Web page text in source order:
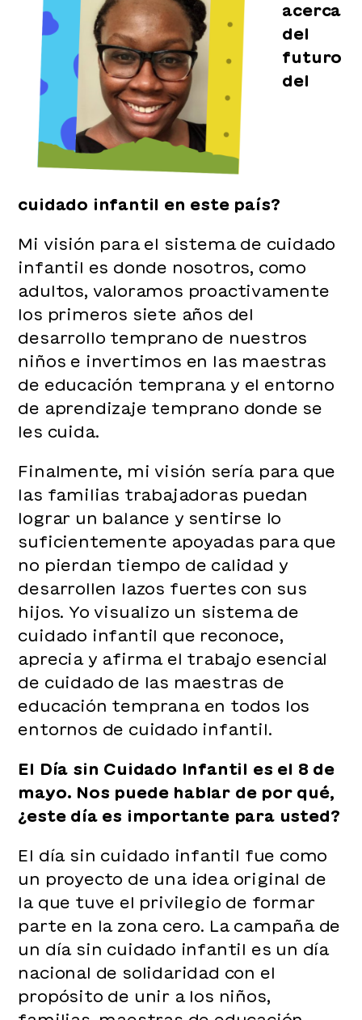
acerca
del
futuro
del
cuidado infantil en este país?
Mi visión para el sistema de cuidado
infantil es donde nosotros, como
adultos, valoramos proactivamente
los primeros siete años del
desarrollo temprano de nuestros
niños e invertimos en las maestras
de educación temprana y el entorno
de aprendizaje temprano donde se
les cuida.
Finalmente, mi visión sería para que
las familias trabajadoras puedan
lograr un balance y sentirse lo
suficientemente apoyadas para que
no pierdan tiempo de calidad y
desarrollen lazos fuertes con sus
hijos. Yo visualizo un sistema de
cuidado infantil que reconoce,
aprecia y afirma el trabajo esencial
de cuidado de las maestras de
educación temprana en todos los
entornos de cuidado infantil.
El Día sin Cuidado Infantil es el 8 de
mayo. Nos puede hablar de por qué,
¿este día es importante para usted?
El día sin cuidado infantil fue como
un proyecto de una idea original de
la que tuve el privilegio de formar
parte en la zona cero. La campaña de
un día sin cuidado infantil es un día
nacional de solidaridad con el
propósito de unir a los niños,